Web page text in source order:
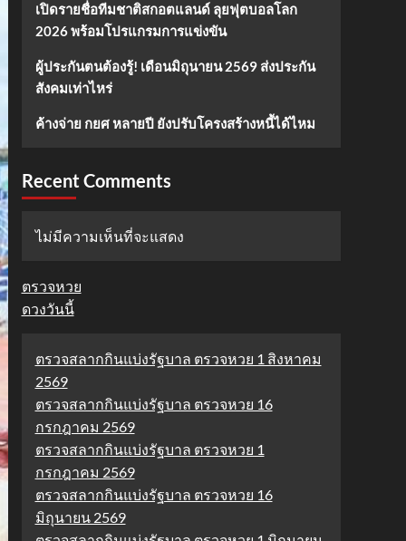
เปิดรายชื่อทีมชาติสกอตแลนด์ ลุยฟุตบอลโลก
2026 พร้อมโปรแกรมการแข่งขัน
ผู้ประกันตนต้องรู้! เดือนมิถุนายน 2569 ส่งประกัน
สังคมเท่าไหร่
ค้างจ่าย กยศ หลายปี ยังปรับโครงสร้างหนี้ได้ไหม
Recent Comments
ไม่มีความเห็นที่จะแสดง
ตรวจหวย
ดวงวันนี้
ตรวจสลากกินแบ่งรัฐบาล ตรวจหวย 1 สิงหาคม
2569
ตรวจสลากกินแบ่งรัฐบาล ตรวจหวย 16
กรกฎาคม 2569
ตรวจสลากกินแบ่งรัฐบาล ตรวจหวย 1
กรกฎาคม 2569
ตรวจสลากกินแบ่งรัฐบาล ตรวจหวย 16
มิถุนายน 2569